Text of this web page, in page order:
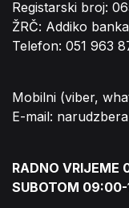
Registarski broj:
ŽRČ: Addiko
Telefon: 051 963
Mobilni (viber,
E-mail:
RADNO
SUBOTOM